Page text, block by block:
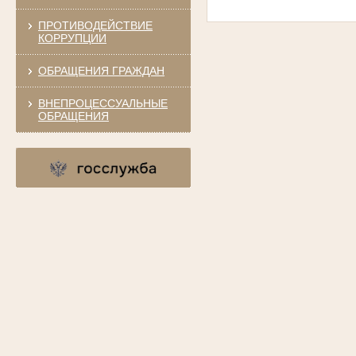
ПРОТИВОДЕЙСТВИЕ
КОРРУПЦИИ
ОБРАЩЕНИЯ ГРАЖДАН
ВНЕПРОЦЕССУАЛЬНЫЕ
ОБРАЩЕНИЯ